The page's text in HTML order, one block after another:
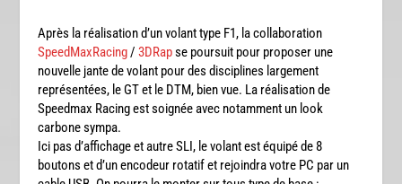
Après la réalisation d’un volant type F1, la collaboration
SpeedMaxRacing/3DRapse poursuit pour proposer une
nouvelle jante de volant pour des disciplines largement
représentées, le GT et le DTM, bien vue. La réalisation de
Speedmax Racing est soignée avec notamment un look
carbone sympa.
Ici pas d’affichage et autre SLI, le volant est équipé de 8
boutons et d’un encodeur rotatif et rejoindra votre PC par un